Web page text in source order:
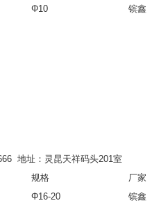
Φ10 镔鑫
地址：灵昆天祥码头201室
规格
厂家
Φ16-20
镔鑫